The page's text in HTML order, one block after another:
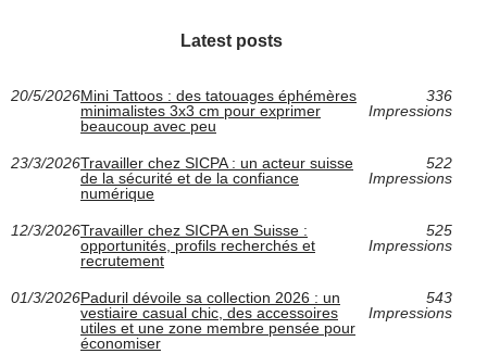
Latest posts
20/5/2026Mini Tattoos : des tatouages éphémères
minimalistes 3x3 cm pour exprimer
beaucoup avec peu
336
Impressions
23/3/2026Travailler chez SICPA : un acteur suisse
de la sécurité et de la confiance
numérique
522
Impressions
12/3/2026Travailler chez SICPA en Suisse :
opportunités, profils recherchés et
recrutement
525
Impressions
01/3/2026Paduril dévoile sa collection 2026 : un
vestiaire casual chic, des accessoires
utiles et une zone membre pensée pour
économiser
543
Impressions